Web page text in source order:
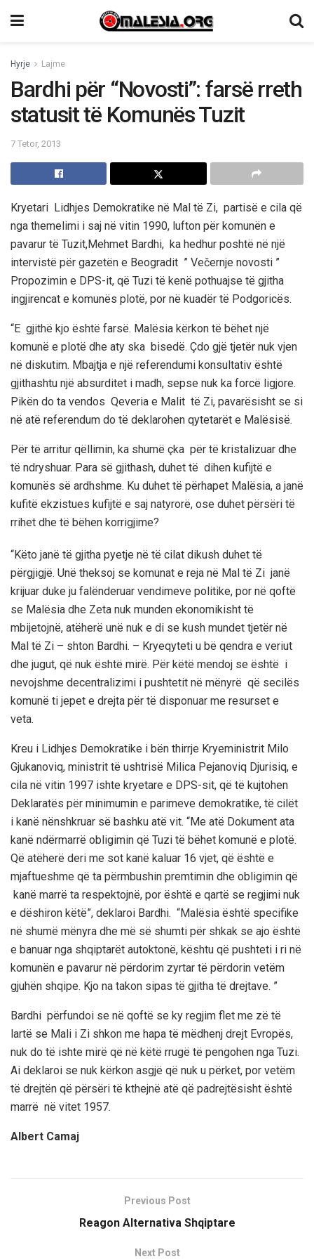
Hyrje Lajme
Bardhi për “Novosti”: farsë rreth
statusit të Komunës Tuzit
7 Tetor, 2013
Kryetari Lidhjes Demokratike në Mal të Zi, partisë e cila që
nga themelimi i saj në vitin 1990, lufton për komunën e
pavarur të Tuzit,Mehmet Bardhi, ka hedhur poshtë në një
intervistë për gazetën e Beogradit ” Večernje novosti ”
Propozimin e DPS-it, që Tuzi të kenë pothuajse të gjitha
ingjirencat e komunës plotë, por në kuadër të Podgoricës.
“E gjithë kjo është farsë. Malësia kërkon të bëhet një
komunë e plotë dhe aty ska bisedë. Çdo gjë tjetër nuk vjen
në diskutim. Mbajtja e një referendumi konsultativ është
gjithashtu një absurditet i madh, sepse nuk ka forcë ligjore.
Pikën do ta vendos Qeveria e Malit të Zi, pavarësisht se si
në atë referendum do të deklarohen qytetarët e Malësisë.
Për të arritur qëllimin, ka shumë çka për të kristalizuar dhe
të ndryshuar. Para së gjithash, duhet të dihen kufijtë e
komunës së ardhshme. Ku duhet të përhapet Malësia, a janë
kufitë ekzistues kufijtë e saj natyrorë, ose duhet përsëri të
rrihet dhe të bëhen korrigjime?
“Këto janë të gjitha pyetje në të cilat dikush duhet të
përgjigjë. Unë theksoj se komunat e reja në Mal të Zi janë
krijuar duke ju falënderuar vendimeve politike, por në qoftë
se Malësia dhe Zeta nuk munden ekonomikisht të
mbijetojnë, atëherë unë nuk e di se kush mundet tjetër në
Mal të Zi – shton Bardhi. – Kryeqyteti u bë qendra e veriut
dhe jugut, që nuk është mirë. Për këtë mendoj se është i
nevojshme decentralizimi i pushtetit në mënyrë që secilës
komunë ti jepet e drejta për të disponuar me resurset e
veta.
Kreu i Lidhjes Demokratike i bën thirrje Kryeministrit Milo
Gjukanoviq, ministrit të ushtrisë Milica Pejanoviq Djurisiq, e
cila në vitin 1997 ishte kryetare e DPS-sit, që të kujtohen
Deklaratës për minimumin e parimeve demokratike, të cilët
i kanë nënshkruar së bashku atë vit. “Me atë Dokument ata
kanë ndërmarrë obligimin që Tuzi të bëhet komunë e plotë.
Që atëherë deri me sot kanë kaluar 16 vjet, që është e
mjaftueshme që ta përmbushin premtimin dhe obligimin që
kanë marrë ta respektojnë, por është e qartë se regjimi nuk
e dëshiron këtë”, deklaroi Bardhi. “Malësia është specifike
në shumë mënyra dhe më së shumti për shkak se ajo është
e banuar nga shqiptarët autoktonë, kështu që pushteti i ri në
komunën e pavarur në përdorim zyrtar të përdorin vetëm
gjuhën shqipe. Kjo na takon sipas të gjitha të drejtave. ”
Bardhi përfundoi se në qoftë se ky regjim flet me zë të
lartë se Mali i Zi shkon me hapa të mëdhenj drejt Evropës,
nuk do të ishte mirë që në këtë rrugë të pengohen nga Tuzi.
Ai deklaroi se nuk kërkon asgjë që nuk u përket, por vetëm
të drejtën që përsëri të kthejnë atë që padrejtësisht është
marrë në vitet 1957.
Albert Camaj
Previous Post
Reagon Alternativa Shqiptare
Next Post